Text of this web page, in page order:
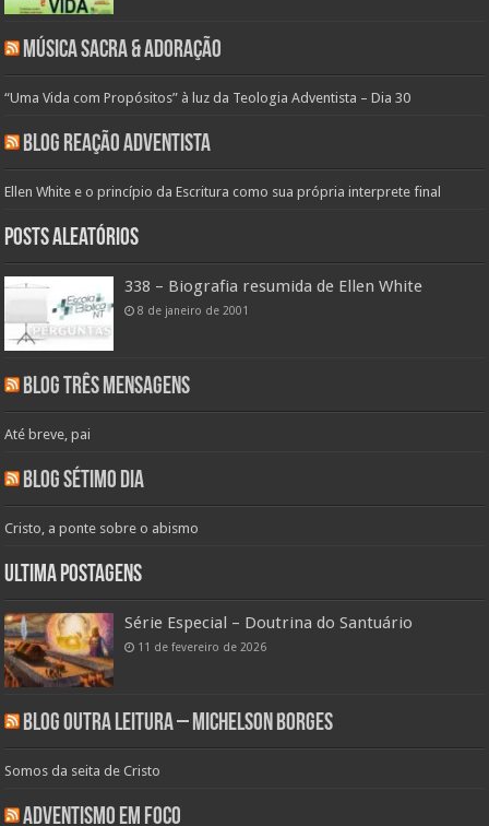
Música Sacra & Adoração
“Uma Vida com Propósitos” à luz da Teologia Adventista – Dia 30
Blog Reação Adventista
Ellen White e o princípio da Escritura como sua própria interprete final
Posts aleatórios
338 – Biografia resumida de Ellen White
8 de janeiro de 2001
Blog Três Mensagens
Até breve, pai
Blog Sétimo Dia
Cristo, a ponte sobre o abismo
Ultima Postagens
Série Especial – Doutrina do Santuário
11 de fevereiro de 2026
Blog Outra Leitura – Michelson Borges
Somos da seita de Cristo
Adventismo em Foco